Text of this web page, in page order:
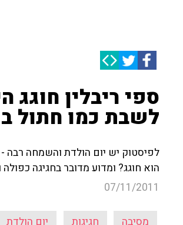
לשבת כמו חתול
לפיסטוק יש יום הולדת והשמחה רבה
הוא חוגג? ומדוע מדובר בחגיגה כפולה
07/11/2011
מסיבה חגיגות יום הולדת